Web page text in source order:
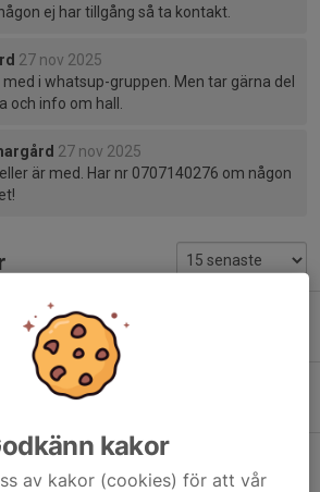
ej har tillgång så ta kontakt.
27 nov 2025
med i whatsup-gruppen. Men tar gärna del
och info om hall.
27 nov 2025
är med. Har nr 0707140276 om någon
0
Helsingborg!
0
kakor
av kakor (cookies) för att vår